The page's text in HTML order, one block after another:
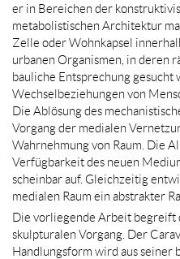
er in Bereichen der
metabolistischen Architektur
Zelle oder Wohnkapsel
urbanen Organismen, in deren
bauliche Entsprechung gesucht
Wechselbeziehungen von
Die Ablösung des
Vorgang der medialen
Wahrnehmung von Raum. Die
Verfügbarkeit des neuen
scheinbar auf. Gleichzeitig
medialen Raum ein abstrakter
Die vorliegende Arbeit begreift
skulpturalen Vorgang. Der
Handlungsform wird aus seiner